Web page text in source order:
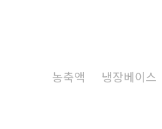
농축액 냉장베이스